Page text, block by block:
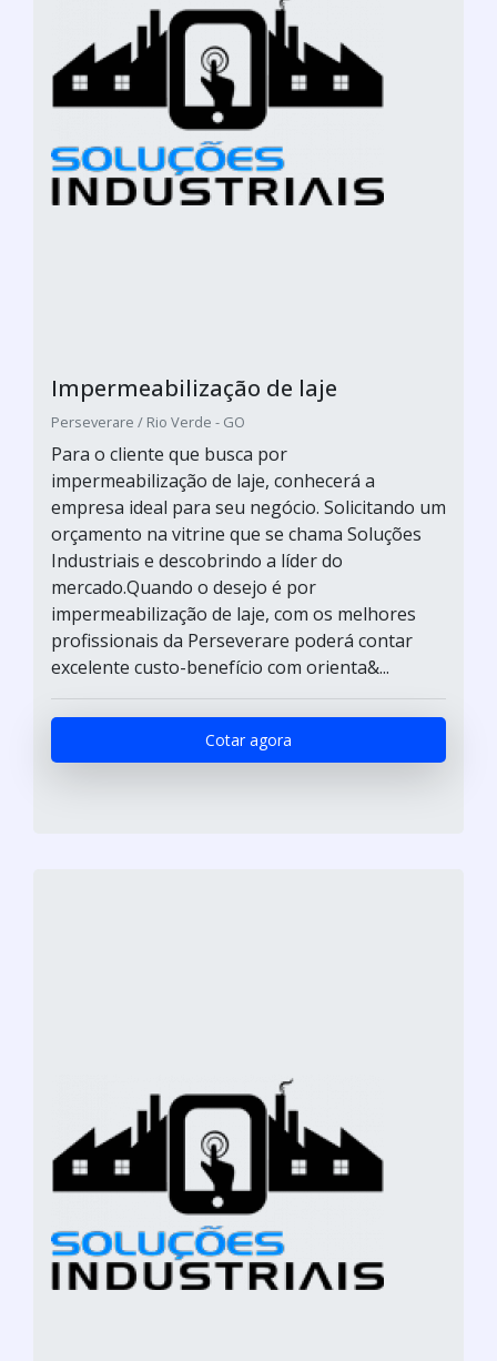
Impermeabilização de laje
Perseverare / Rio Verde - GO
Para o cliente que busca por
impermeabilização de laje, conhecerá a
empresa ideal para seu negócio. Solicitando um
orçamento na vitrine que se chama Soluções
Industriais e descobrindo a líder do
mercado.Quando o desejo é por
impermeabilização de laje, com os melhores
profissionais da Perseverare poderá contar
excelente custo-benefício com orienta&...
Cotar agora